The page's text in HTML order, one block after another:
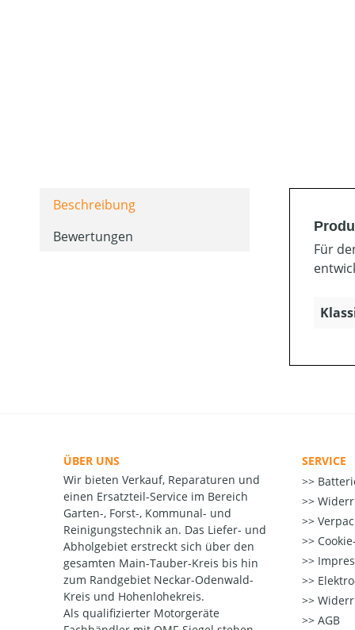
Beschreibung
Bewertungen
Für
ÜBER UNS
Wir bieten Verkauf, Reparaturen und
einen Ersatzteil-Service im Bereich
Garten-, Forst-, Kommunal- und
Reinigungstechnik an. Das Liefer- und
Abholgebiet erstreckt sich über den
gesamten Main-Tauber-Kreis bis hin
zum Randgebiet Neckar-Odenwald-
Kreis und Hohenlohekreis.
Als qualifizierter Motorgeräte
SERVICE
AGB